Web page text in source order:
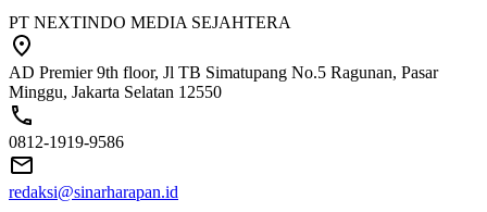
PT NEXTINDO MEDIA SEJAHTERA
AD Premier 9th floor, Jl TB Simatupang No.5 Ragunan, Pasar
Minggu, Jakarta Selatan 12550
0812-1919-9586
redaksi@sinarharapan.id